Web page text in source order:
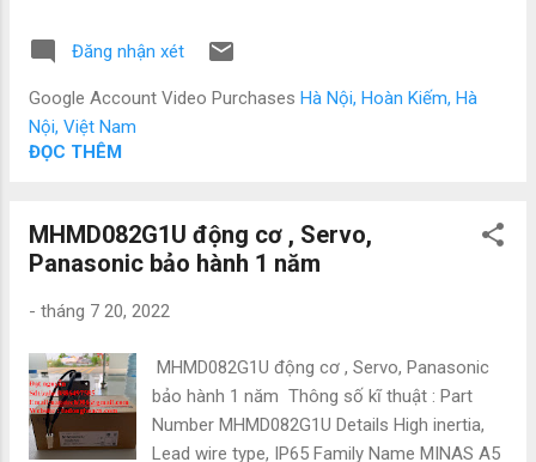
#VanDienTu ...
nhập nên có giá cực kì tốt. Giá bao luôn thị
trường Để được tư vấn và hỗ trợ liên hệ ngay
#CamBien #Sensor #DienTuDongHoa
#DienTu #ChuyenCungCap #ThietBiDien
#BoGiamToc #NhapKhau #GiaTot
#Mitsubishi #Schneider #Omron #Hitachi
#Festo #NangLuongMatTroi #Solar #Energy
#Contactor #CB #CauDao #CauDaoDien
Đăng nhận xét
Google Account Video Purchases Hà Nội, Hoàn Kiếm, Hà
Nội, Việt Nam
ĐỌC THÊM
MHMD082G1U động cơ , Servo,
Panasonic bảo hành 1 năm
- tháng 7 20, 2022
MHMD082G1U động cơ , Servo, Panasonic
bảo hành 1 năm Thông số kĩ thuật : Part
Number MHMD082G1U Details High inertia,
Lead wire type, IP65 Family Name MINAS A5